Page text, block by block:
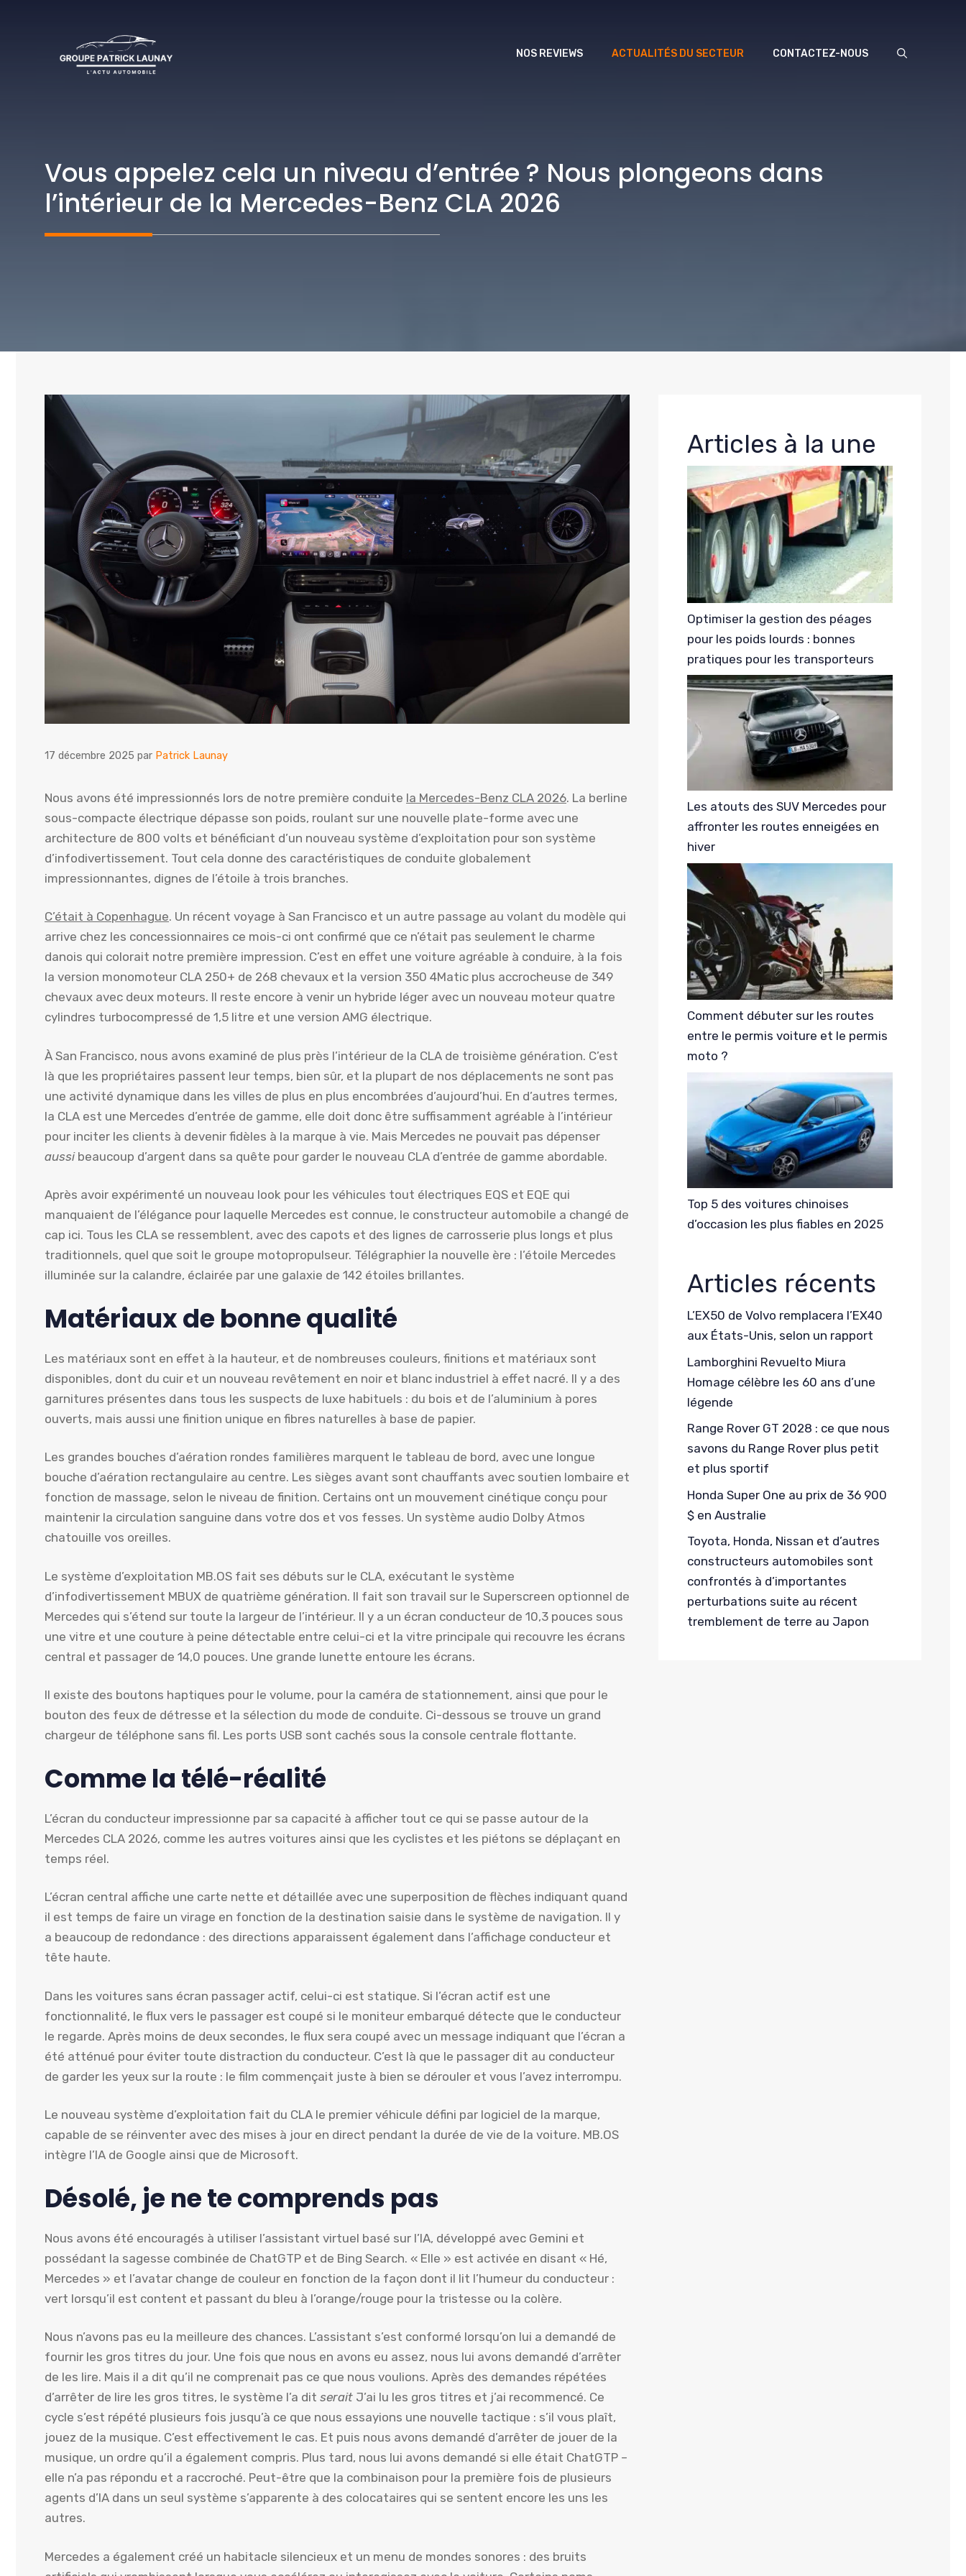
NOS REVIEWS ACTUALITÉS DU SECTEUR CONTACTEZ-NOUS
Vous appelez cela un niveau d’entrée ? Nous plongeons dans
l’intérieur de la Mercedes-Benz CLA 2026
17 décembre 2025 par Patrick Launay
Nous avons été impressionnés lors de notre première conduite la Mercedes-Benz CLA 2026. La berline
sous-compacte électrique dépasse son poids, roulant sur une nouvelle plate-forme avec une
architecture de 800 volts et bénéficiant d’un nouveau système d’exploitation pour son système
d’infodivertissement. Tout cela donne des caractéristiques de conduite globalement
impressionnantes, dignes de l’étoile à trois branches.
C’était à Copenhague. Un récent voyage à San Francisco et un autre passage au volant du modèle qui
arrive chez les concessionnaires ce mois-ci ont confirmé que ce n’était pas seulement le charme
danois qui colorait notre première impression. C’est en effet une voiture agréable à conduire, à la fois
la version monomoteur CLA 250+ de 268 chevaux et la version 350 4Matic plus accrocheuse de 349
chevaux avec deux moteurs. Il reste encore à venir un hybride léger avec un nouveau moteur quatre
cylindres turbocompressé de 1,5 litre et une version AMG électrique.
À San Francisco, nous avons examiné de plus près l’intérieur de la CLA de troisième génération. C’est
là que les propriétaires passent leur temps, bien sûr, et la plupart de nos déplacements ne sont pas
une activité dynamique dans les villes de plus en plus encombrées d’aujourd’hui. En d’autres termes,
la CLA est une Mercedes d’entrée de gamme, elle doit donc être suffisamment agréable à l’intérieur
pour inciter les clients à devenir fidèles à la marque à vie. Mais Mercedes ne pouvait pas dépenser
aussibeaucoup d’argent dans sa quête pour garder le nouveau CLA d’entrée de gamme abordable.
Après avoir expérimenté un nouveau look pour les véhicules tout électriques EQS et EQE qui
manquaient de l’élégance pour laquelle Mercedes est connue, le constructeur automobile a changé de
cap ici. Tous les CLA se ressemblent, avec des capots et des lignes de carrosserie plus longs et plus
traditionnels, quel que soit le groupe motopropulseur. Télégraphier la nouvelle ère : l’étoile Mercedes
illuminée sur la calandre, éclairée par une galaxie de 142 étoiles brillantes.
Matériaux de bonne qualité
Les matériaux sont en effet à la hauteur, et de nombreuses couleurs, finitions et matériaux sont
disponibles, dont du cuir et un nouveau revêtement en noir et blanc industriel à effet nacré. Il y a des
garnitures présentes dans tous les suspects de luxe habituels : du bois et de l’aluminium à pores
ouverts, mais aussi une finition unique en fibres naturelles à base de papier.
Les grandes bouches d’aération rondes familières marquent le tableau de bord, avec une longue
bouche d’aération rectangulaire au centre. Les sièges avant sont chauffants avec soutien lombaire et
fonction de massage, selon le niveau de finition. Certains ont un mouvement cinétique conçu pour
maintenir la circulation sanguine dans votre dos et vos fesses. Un système audio Dolby Atmos
chatouille vos oreilles.
Le système d’exploitation MB.OS fait ses débuts sur le CLA, exécutant le système
d’infodivertissement MBUX de quatrième génération. Il fait son travail sur le Superscreen optionnel de
Mercedes qui s’étend sur toute la largeur de l’intérieur. Il y a un écran conducteur de 10,3 pouces sous
une vitre et une couture à peine détectable entre celui-ci et la vitre principale qui recouvre les écrans
central et passager de 14,0 pouces. Une grande lunette entoure les écrans.
Il existe des boutons haptiques pour le volume, pour la caméra de stationnement, ainsi que pour le
bouton des feux de détresse et la sélection du mode de conduite. Ci-dessous se trouve un grand
chargeur de téléphone sans fil. Les ports USB sont cachés sous la console centrale flottante.
Comme la télé-réalité
L’écran du conducteur impressionne par sa capacité à afficher tout ce qui se passe autour de la
Mercedes CLA 2026, comme les autres voitures ainsi que les cyclistes et les piétons se déplaçant en
temps réel.
L’écran central affiche une carte nette et détaillée avec une superposition de flèches indiquant quand
il est temps de faire un virage en fonction de la destination saisie dans le système de navigation. Il y
a beaucoup de redondance : des directions apparaissent également dans l’affichage conducteur et
tête haute.
Dans les voitures sans écran passager actif, celui-ci est statique. Si l’écran actif est une
fonctionnalité, le flux vers le passager est coupé si le moniteur embarqué détecte que le conducteur
le regarde. Après moins de deux secondes, le flux sera coupé avec un message indiquant que l’écran a
été atténué pour éviter toute distraction du conducteur. C’est là que le passager dit au conducteur
de garder les yeux sur la route : le film commençait juste à bien se dérouler et vous l’avez interrompu.
Le nouveau système d’exploitation fait du CLA le premier véhicule défini par logiciel de la marque,
capable de se réinventer avec des mises à jour en direct pendant la durée de vie de la voiture. MB.OS
intègre l’IA de Google ainsi que de Microsoft.
Désolé, je ne te comprends pas
Nous avons été encouragés à utiliser l’assistant virtuel basé sur l’IA, développé avec Gemini et
possédant la sagesse combinée de ChatGTP et de Bing Search. « Elle » est activée en disant « Hé,
Mercedes » et l’avatar change de couleur en fonction de la façon dont il lit l’humeur du conducteur :
vert lorsqu’il est content et passant du bleu à l’orange/rouge pour la tristesse ou la colère.
Nous n’avons pas eu la meilleure des chances. L’assistant s’est conformé lorsqu’on lui a demandé de
fournir les gros titres du jour. Une fois que nous en avons eu assez, nous lui avons demandé d’arrêter
de les lire. Mais il a dit qu’il ne comprenait pas ce que nous voulions. Après des demandes répétées
d’arrêter de lire les gros titres, le système l’a dit serait J’ai lu les gros titres et j’ai recommencé. Ce
cycle s’est répété plusieurs fois jusqu’à ce que nous essayions une nouvelle tactique : s’il vous plaît,
jouez de la musique. C’est effectivement le cas. Et puis nous avons demandé d’arrêter de jouer de la
musique, un ordre qu’il a également compris. Plus tard, nous lui avons demandé si elle était ChatGTP –
elle n’a pas répondu et a raccroché. Peut-être que la combinaison pour la première fois de plusieurs
agents d’IA dans un seul système s’apparente à des colocataires qui se sentent encore les uns les
autres.
Mercedes a également créé un habitacle silencieux et un menu de mondes sonores : des bruits
Articles à la une
Optimiser la gestion des péages
pour les poids lourds : bonnes
pratiques pour les transporteurs
Les atouts des SUV Mercedes pour
affronter les routes enneigées en
hiver
Comment débuter sur les routes
entre le permis voiture et le permis
moto ?
Top 5 des voitures chinoises
d’occasion les plus fiables en 2025
Articles récents
L’EX50 de Volvo remplacera l’EX40
aux États-Unis, selon un rapport
Lamborghini Revuelto Miura
Homage célèbre les 60 ans d’une
légende
Range Rover GT 2028 : ce que nous
savons du Range Rover plus petit
et plus sportif
Honda Super One au prix de 36 900
$ en Australie
Toyota, Honda, Nissan et d’autres
constructeurs automobiles sont
confrontés à d’importantes
perturbations suite au récent
tremblement de terre au Japon